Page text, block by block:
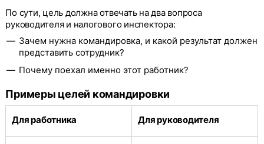
По сути, цель должна отвечать на два вопроса
руководителя и налогового инспектора:
Зачем нужна командировка, и какой результат должен
представить сотрудник?
Почему поехал именно этот работник?
Примеры целей командировки
Для работника Для руководителя